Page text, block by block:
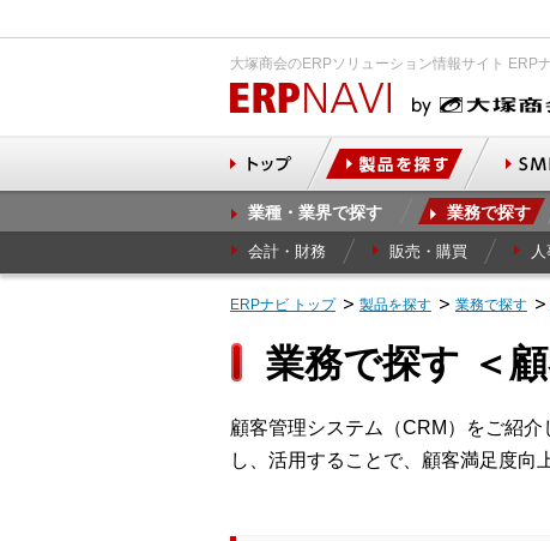
大塚商会のERPソリューション情報サイト ERP
業種・業界で探す 業務で探す
会計・財務 販売・購買
ERPナビ トップ 製品を探す 業務で探す
業務で探す ＜
顧客管理システム（CRM）をご紹
し、活用することで、顧客満足度向